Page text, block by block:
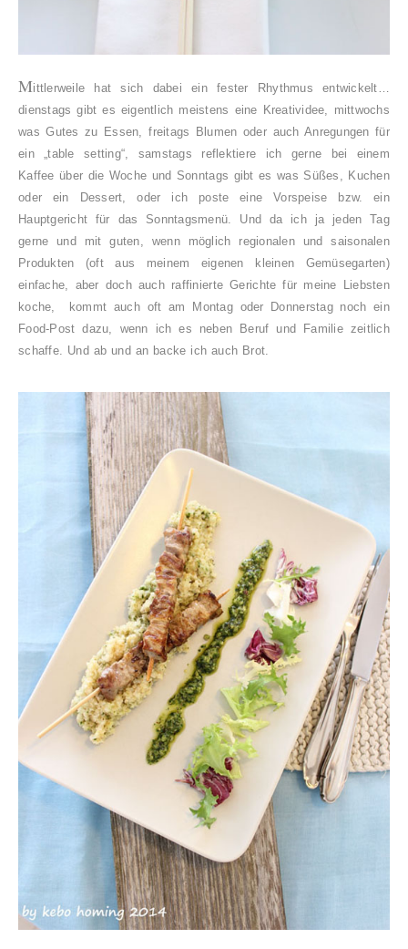
Mittlerweile hat sich dabei ein fester Rhythmus entwickelt…
dienstags gibt es eigentlich meistens eine Kreatividee, mittwochs
was Gutes zu Essen, freitags Blumen oder auch Anregungen für
ein „table setting“, samstags reflektiere ich gerne bei einem
Kaffee über die Woche und Sonntags gibt es was Süßes, Kuchen
oder ein Dessert, oder ich poste eine Vorspeise bzw. ein
Hauptgericht für das Sonntagsmenü. Und da ich ja jeden Tag
gerne und mit guten, wenn möglich regionalen und saisonalen
Produkten (oft aus meinem eigenen kleinen Gemüsegarten)
einfache, aber doch auch raffinierte Gerichte für meine Liebsten
koche, kommt auch oft am Montag oder Donnerstag noch ein
Food-Post dazu, wenn ich es neben Beruf und Familie zeitlich
schaffe. Und ab und an backe ich auch Brot.